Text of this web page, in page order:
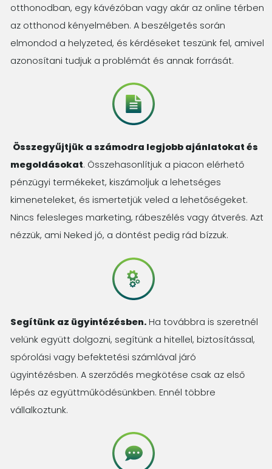
otthonodban, egy kávézóban vagy akár az online térben
az otthonod kényelmében. A beszélgetés során
elmondod a helyzeted, és kérdéseket teszünk fel, amivel
azonosítani tudjuk a problémát és annak forrását.
Összegyűjtjük a számodra legjobb ajánlatokat és
megoldásokat. Összehasonlítjuk a piacon elérhető
pénzügyi termékeket, kiszámoljuk a lehetséges
kimeneteleket, és ismertetjük veled a lehetőségeket.
Nincs felesleges marketing, rábeszélés vagy átverés. Azt
nézzük, ami Neked jó, a döntést pedig rád bízzuk.
Segítünk az ügyintézésben. Ha továbbra is szeretnél
velünk együtt dolgozni, segítünk a hitellel, biztosítással,
spórolási vagy befektetési számlával járó
ügyintézésben. A szerződés megkötése csak az első
lépés az együttműködésünkben. Ennél többre
vállalkoztunk.